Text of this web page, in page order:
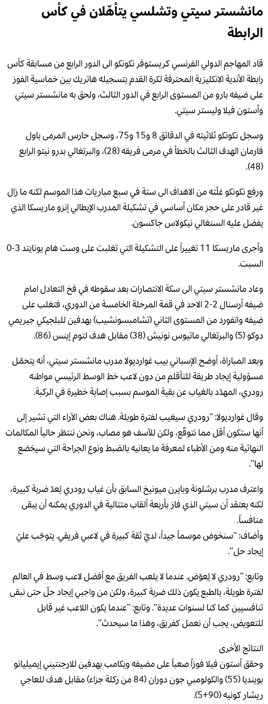
مانشستر سيتي وتشلسي يتأهّلان في كأس
الرابطة
قاد المهاجم الدولي الفرنسي كريستوفر نكونكو الى الدور الرابع من مسابقة كأس
رابطة الأندية الانكليزية المحترفة لكرة القدم بتسجيله هاتريك بين خماسية الفوز
على ضيفه بارو من المستوى الرابع في الدور الثالث، ولحق به مانشستر سيتي
وأستون فيلا وليستر سيتي.
وسجل نكونكو ثلاثيته في الدقائق 8 و15 و75، وسجل حارس المرمى باول
فارمان الهدف الثالث بالخطأ في مرمى فريقه (28)، والبرتغالي بدرو نيتو الرابع
(48).
ورفع نكونكو غلّته من الاهداف الى ستة في سبع مباريات هذا الموسم لكنه ما زال
غير قادر على حجز مكان أساسي في تشكيلة المدرب الإيطالي إنزو ماريسكا الذي
يفضل عليه السنغالي نيكولاس جاكسون.
وأجرى ماريسكا 11 تغييراً على التشكيلة التي تغلبت على وست هام يونايتد 3-0
السبت.
وعاد مانشستر سيتي الى سكة الانتصارات بعد سقوطه في فخ التعادل امام
ضيفه أرسنال 2-2 الاحد في قمة المرحلة الخامسة من الدوري، فتغلب على
ضيفه واتفورد من المستوى الثاني (تشامبسونشيب) بهدفين للبلجيكي جيريمي
دوكو (5) والبرتغالي ماتيوس نونيش (38) مقابل هدف لتوم إينس (86).
وبعد المباراة، أوضح الإسباني بيب غوارديولا مدرب مانشستر سيتي، أنه يتحمّل
مسؤولية إيجاد طريقة للتأقلم من دون لاعب خط الوسط الرئيسي مواطنه
رودري، المهدّد بالغياب عن بقية الموسم بسبب إصابة خطيرة في الركبة.
وقال غوارديولا: “رودري سيغيب لفترة طويلة. هناك بعض الآراء التي تشير إلى
أنها ستكون أقل مما نتوقّع، ولكن للأسف هو مصاب، ونحن ننتظر حالياً المكالمات
النهائية منه ومن الأطباء لمعرفة ما يعانيه بالضبط ونوع الجراحة التي سيخضع
لها”.
واعترف مدرب برشلونة وبايرن ميونيخ السابق بأن غياب رودري يُعدّ ضربة كبيرة،
لكنه يعتقد أن سيتي الذي فاز بأربعة ألقاب متتالية في الدوري يمكنه أن يبقى
منافساً.
وأضاف: “سنخوض موسماً جيداً، لديّ ثقة كبيرة في لاعبي فريقي. يتوجّب عليّ
إيجاد حل”.
وتابع: “رودري لا يُعوّض. عندما لا يلعب الفريق مع أفضل لاعب وسط في العالم
لفترة طويلة، بالطبع يكون ذلك ضربة كبيرة، ولكن من واجبي إيجاد حلّ حتى نبقى
تنافسيين كما كنا لسنوات عديدة”. وتابع: “عندما يكون اللاعب غير قابل
للتعويض، يجب أن نعمل كفريق، وهذا ما سيحدث”.
النتائج الأخرى
وحقق أستون فيلا فوزاً صعباً على مضيفه ويكامب بهدفين للارجنتيني إيميليانو
بوينديا (55) والكولومبي جون دوران (84 من ركلة جزاء) مقابل هدف للعاجي
ريشار كونيه (90+5).